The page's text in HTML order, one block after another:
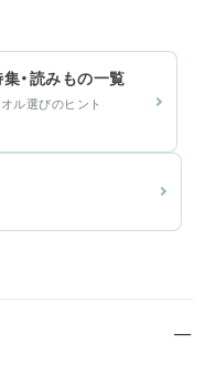
集・読みもの一覧
オル選びのヒント